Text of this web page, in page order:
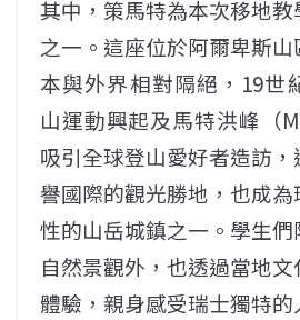
其中，策馬特為本次移地
之一。這座位於阿爾卑斯
本與外界相對隔絕，19世
山運動興起及馬特洪峰（
吸引全球登山愛好者造訪
譽國際的觀光勝地，也成
性的山岳城鎮之一。學生們
自然景觀外，也透過當地
體驗，親身感受瑞士獨特